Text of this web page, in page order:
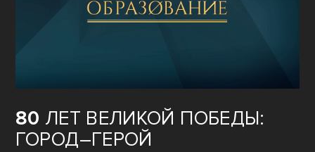
80 ЛЕТ ВЕЛИКОЙ ПОБЕДЫ:
ГОРОД–ГЕРОЙ